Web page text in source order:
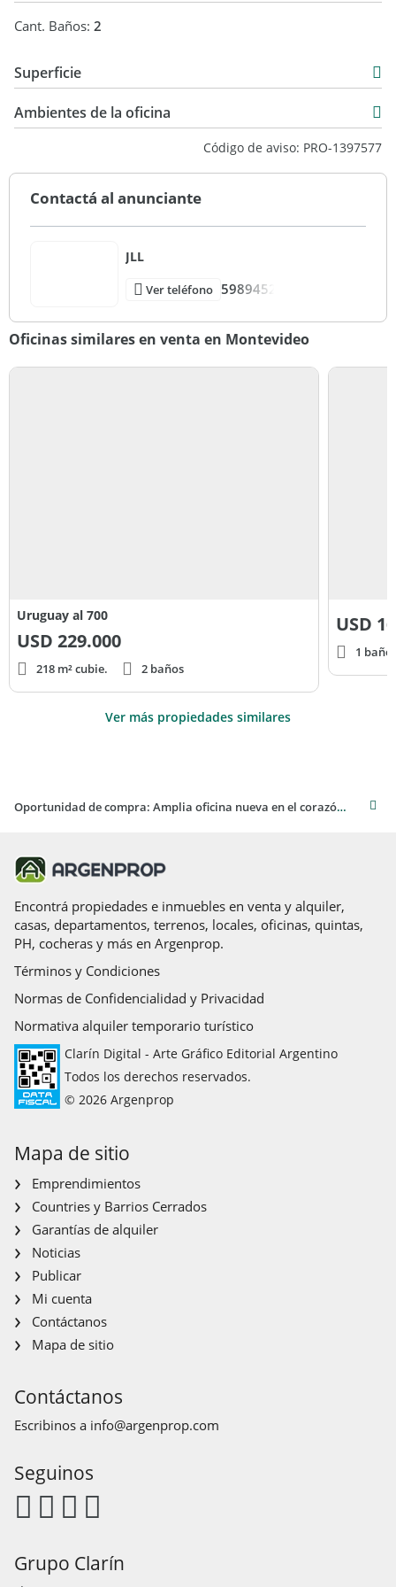
Cant. Baños: 2
Superficie
Ambientes de la oficina
Código de aviso: PRO-1397577
Contactá al anunciante
JLL
Ver teléfono 5989452
Oficinas similares en venta en Montevideo
Uruguay al 700
USD 229.000
218 m² cubie. 2 baños
USD
1 baño
Ver más propiedades similares
Oportunidad de compra: Amplia oficina nueva en el corazón del Centro de Montevideo
Encontrá propiedades e inmuebles en venta y alquiler,
casas, departamentos, terrenos, locales, oficinas, quintas,
PH, cocheras y más en Argenprop.
Términos y Condiciones
Normas de Confidencialidad y Privacidad
Normativa alquiler temporario turístico
Clarín Digital - Arte Gráfico Editorial Argentino
Todos los derechos reservados.
© 2026 Argenprop
Mapa de sitio
Emprendimientos
Countries y Barrios Cerrados
Garantías de alquiler
Noticias
Publicar
Mi cuenta
Contáctanos
Mapa de sitio
Contáctanos
Escribinos a info@argenprop.com
Seguinos
Grupo Clarín